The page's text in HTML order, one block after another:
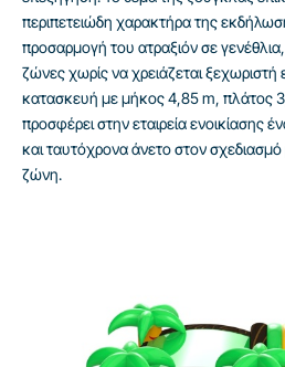
περιπετειώδη χαρακτήρα της
προσαρμογή του ατραξιόν σε γενέθλια,
ζώνες χωρίς να χρειάζεται
κατασκευή με μήκος 4,85 m, πλάτος
προσφέρει στην εταιρεία ενοικίασης
και ταυτόχρονα άνετο στον σχεδιασμό
ζώνη.